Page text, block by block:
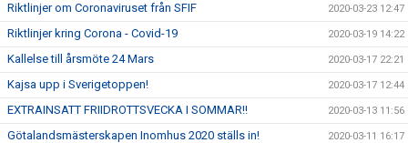
Riktlinjer om Coronaviruset från SFIF 2020-03-23 12:47
Riktlinjer kring Corona - Covid-19 2020-03-19 14:22
Kallelse till årsmöte 24 Mars 2020-03-17 22:21
Kajsa upp i Sverigetoppen! 2020-03-17 12:44
EXTRAINSATT FRIIDROTTSVECKA I SOMMAR!! 2020-03-13 11:56
Götalandsmästerskapen Inomhus 2020 ställs in! 2020-03-11 16:17